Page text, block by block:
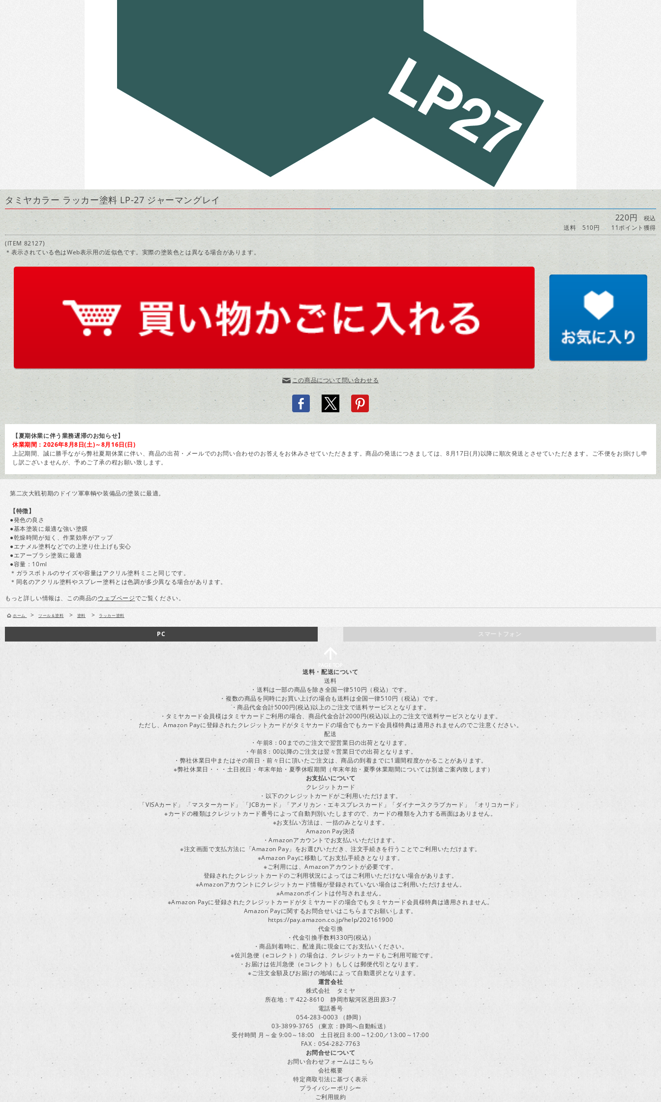
タミヤカラー ラッカー塗料 LP-27 ジャーマングレイ
220円 税込
送料 510円
11ポイント獲得
(ITEM 82127)
＊表示されている色はWeb表示用の近似色です。実際の塗装色とは異なる場合があります。
この商品について問い合わせる
【夏期休業に伴う業務遅滞のお知らせ】
休業期間：2026年8月8日(土)～8月16日(日)
上記期間、誠に勝手ながら弊社夏期休業に伴い、商品の出荷・メールでのお問い合わせのお答えをお休みさせていただきます。商品の発送につきましては、8月17日(月)以降に順次発送とさせていただきます。ご不便をお掛けし申
し訳ございませんが、予めご了承の程お願い致します。
第二次大戦初期のドイツ軍車輌や装備品の塗装に最適。
【特徴】
●発色の良さ
●基本塗装に最適な強い塗膜
●乾燥時間が短く、作業効率がアップ
●エナメル塗料などでの上塗り仕上げも安心
●エアーブラシ塗装に最適
●容量：10ml
＊ガラスボトルのサイズや容量はアクリル塗料ミニと同じです。
＊同名のアクリル塗料やスプレー塗料とは色調が多少異なる場合があります。
もっと詳しい情報は、この商品のウェブページでご覧ください。
ホーム > ツール＆塗料 > 塗料 > ラッカー塗料
スマートフォン
PC
送料・配送について
送料
・送料は一部の商品を除き全国一律510円（税込）です。
・複数の商品を同時にお買い上げの場合も送料は全国一律510円（税込）です。
・商品代金合計5000円(税込)以上のご注文で送料サービスとなります。
・タミヤカード会員様はタミヤカードご利用の場合、商品代金合計2000円(税込)以上のご注文で送料サービスとなります。
ただし、Amazon Payに登録されたクレジットカードがタミヤカードの場合でもカード会員様特典は適用されませんのでご注意ください。
配送
・午前8：00までのご注文で翌営業日の出荷となります。
・午前8：00以降のご注文は翌々営業日での出荷となります。
・弊社休業日中またはその前日・前々日に頂いたご注文は、商品の到着までに1週間程度かかることがあります。
※弊社休業日・・・土日祝日・年末年始・夏季休暇期間（年末年始・夏季休業期間については別途ご案内致します）
お支払いについて
クレジットカード
・以下のクレジットカードがご利用いただけます。
「VISAカード」 「マスターカード」 「JCBカード」「アメリカン・エキスプレスカード」「ダイナースクラブカード」 「オリコカード」
※カードの種類はクレジットカード番号によって自動判別いたしますので、カードの種類を入力する画面はありません。
※お支払い方法は、一括のみとなります。
Amazon Pay決済
・Amazonアカウントでお支払いいただけます。
※注文画面で支払方法に「Amazon Pay」をお選びいただき、注文手続きを行うことでご利用いただけます。
※Amazon Payに移動してお支払手続きとなります。
※ご利用には、Amazonアカウントが必要です。
登録されたクレジットカードのご利用状況によってはご利用いただけない場合があります。
※Amazonアカウントにクレジットカード情報が登録されていない場合はご利用いただけません。
※Amazonポイントは付与されません。
※Amazon Payに登録されたクレジットカードがタミヤカードの場合でもタミヤカード会員様特典は適用されません。
Amazon Payに関するお問合せいはこちらまでお願いします。
https://pay.amazon.co.jp/help/202161900
代金引換
・代金引換手数料330円(税込）
・商品到着時に、配達員に現金にてお支払いください。
※佐川急便（eコレクト）の場合は、クレジットカードもご利用可能です。
・お届けは佐川急便（eコレクト）もしくは郵便代引となります。
※ご注文金額及びお届けの地域によって自動選択となります。
運営会社
株式会社 タミヤ
所在地：〒422-8610 静岡市駿河区恩田原3-7
電話番号
054-283-0003 （静岡）
03-3899-3765 （東京：静岡へ自動転送）
受付時間 月～金 9:00～18:00 土日祝日 8:00～12:00／13:00～17:00
FAX：054-282-7763
お問合せについて
お問い合わせフォームはこちら
会社概要
特定商取引法に基づく表示
プライバシーポリシー
ご利用規約